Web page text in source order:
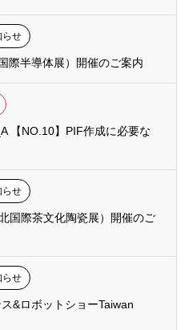
らせ
際半導体展）開催のご案内
【NO.10】PIF作成に必要な
らせ
国際茶文化陶瓷展）開催のご
らせ
&ロボットショーTaiwan